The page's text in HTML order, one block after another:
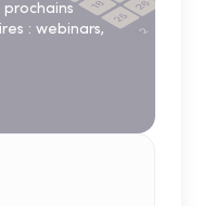
: webinars,